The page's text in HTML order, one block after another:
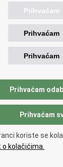
Union
financija,
Prihvaćam
Prihvaćam
Prihvaćam
Prihvaćam
Prihvaćam
koriste se
kolačićima.